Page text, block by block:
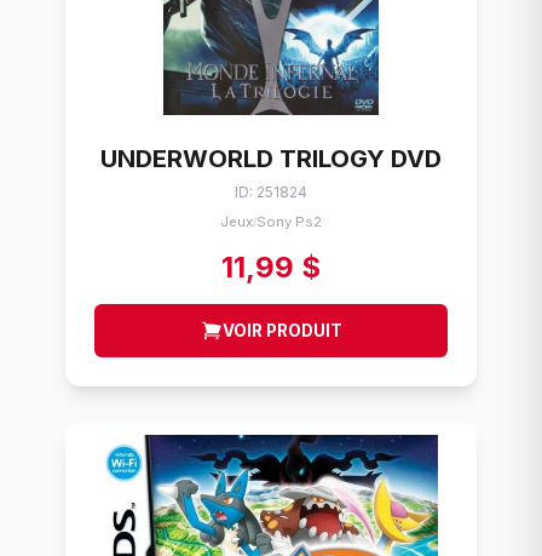
UNDERWORLD TRILOGY DVD
ID: 251824
Jeux/Sony Ps2
11,99 $
VOIR PRODUIT